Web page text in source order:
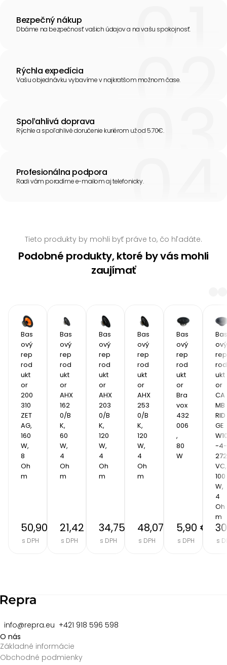
Bezpečný nákup
Dbáme na bezpečnosť vašich údajov a na vašu spokojnosť.
Rýchla expedícia
Vašu objednávku vybavíme v najkratšom možnom čase.
Spoľahlivá doprava
Rýchle a spoľahlivé doručenie kuriérom už od 5.70€.
Profesionálna podpora
Radi vám poradíme e-mailom aj telefonicky.
Tieto produkty by mohli byť práve to, čo hľadáte.
Podobné produkty, ktoré by vás mohli
zaujímať
Bas
ový
rep
rod
ukt
or
200
310
ZET
AG,
160
W,
8
Oh
m
50,90 €
s DPH
Bas
ový
rep
rod
ukt
or
AHX
162
0/B
K,
60
W,
4
Oh
m
21,42 €
s DPH
Bas
ový
rep
rod
ukt
or
AHX
203
0/B
K,
120
W,
4
Oh
m
34,75 €
s DPH
Bas
ový
rep
rod
ukt
or
AHX
253
0/B
K,
120
W,
4
Oh
m
48,07 €
s DPH
Bas
ový
rep
rod
ukt
or
Bra
vox
432
006
,
80
W
5,90 €
s DPH
Bas
ový
rep
rod
ukt
or
CA
MB
RID
GE
-4-
272
VC,
100
W,
4
Oh
m
s
info@repra.eu +421 918 596 598
O nás
Základné informácie
Obchodné podmienky